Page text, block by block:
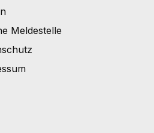
Meldestelle